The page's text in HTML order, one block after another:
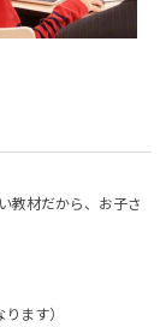
教材だから、お子さ
ます）